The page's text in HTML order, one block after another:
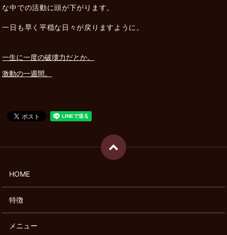
な中での活動に頭が下がります。
一日も早く平穏な日々が戻りますように。
一生に一度の破壊力だとか。
激動の一週間。
HOME
特徴
メニュー